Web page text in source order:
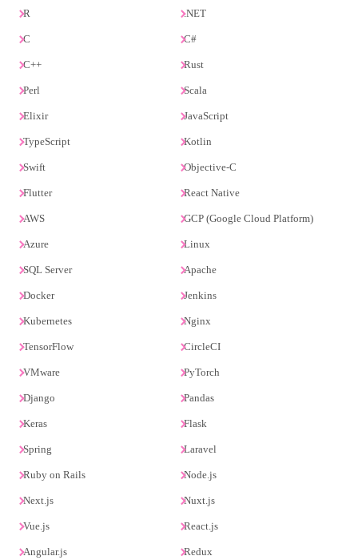
R .NET
C C#
C++ Rust
Perl Scala
Elixir JavaScript
TypeScript Kotlin
Swift Objective-C
Flutter React Native
AWS GCP (Google Cloud Platform)
Azure Linux
SQL Server Apache
Docker Jenkins
Kubernetes Nginx
TensorFlow CircleCI
VMware PyTorch
Django Pandas
Keras Flask
Spring Laravel
Ruby on Rails Node.js
Next.js Nuxt.js
Vue.js React.js
Angular.js Redux